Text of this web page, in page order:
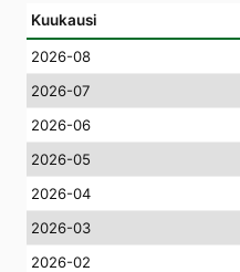
Kuukausi
2026-08
2026-07
2026-06
2026-05
2026-04
2026-03
2026-02